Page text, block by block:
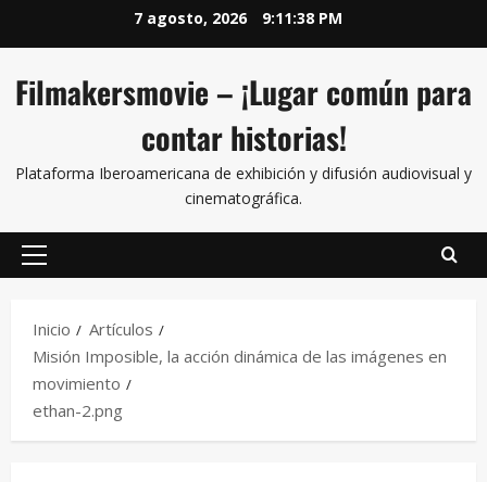
7 agosto, 2026 9:11:39 PM
Filmakersmovie – ¡Lugar común para
contar historias!
Plataforma Iberoamericana de exhibición y difusión audiovisual y
cinematográfica.
Inicio
Artículos
Misión Imposible, la acción dinámica de las imágenes en
movimiento
ethan-2.png